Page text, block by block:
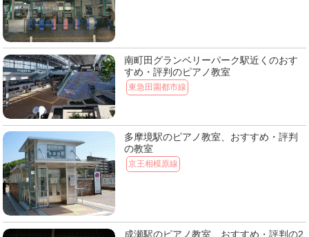
南町田グランベリーパーク駅近くのおす
すめ・評判のピアノ教室
東急田園都市線
多摩境駅のピアノ教室、おすすめ・評判
の教室
京王相模原線
成瀬駅のピアノ教室、おすすめ・評判の2